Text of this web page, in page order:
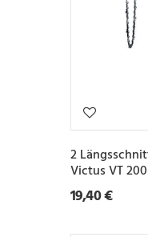
2
Victus VT
19,40 €